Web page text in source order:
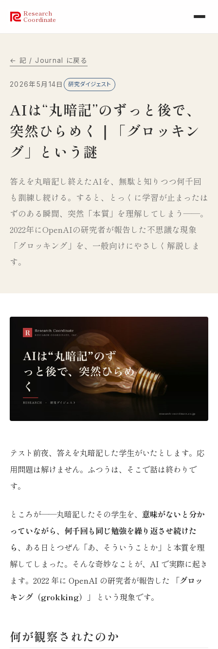
Research
Coordinate
← 記 / Journal に戻る
2026年5月14日 研究ダイジェスト
AIは“丸暗記”のずっと後で、
突然ひらめく｜「グロッキン
グ」という謎
答えを丸暗記し終えたAIを、無駄と知りつつ何千回
も訓練し続ける。すると、とっくに学習が止まったは
ずのある瞬間、突然「本質」を理解してしまう——。
2022年にOpenAIの研究者が報告した不思議な現象
「グロッキング」を、一般向けにやさしく解説しま
す。
テスト前夜、答えを丸暗記した学生がいたとします。応
用問題は解けません。ふつうは、そこで話は終わりで
す。
ところが——丸暗記したその学生を、 意味がないと分か
っていながら、何千回も同じ勉強を繰り返させ続けた
ら、ある日とつぜん「あ、そういうことか」と本質を理
解してしまった。そんな奇妙なことが、AI で実際に起き
ます。2022 年に OpenAI の研究者が報告した
「グロッ
キング（grokking）」
という現象です。
何が観察されたのか